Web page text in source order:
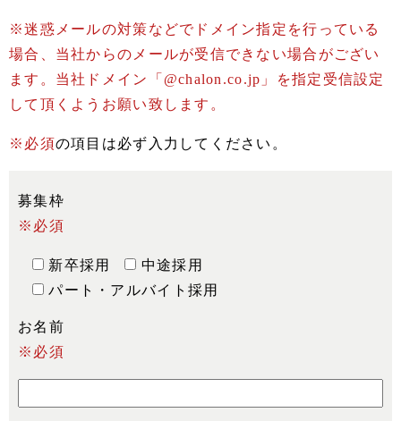
※迷惑メールの対策などでドメイン指定を行っている
場合、当社からのメールが受信できない場合がござい
ます。当社ドメイン「@chalon.co.jp」を指定受信設定
して頂くようお願い致します。
※必須の項目は必ず入力してください。
募集枠
※必須
新卒採用
中途採用
パート・アルバイト採用
お名前
※必須